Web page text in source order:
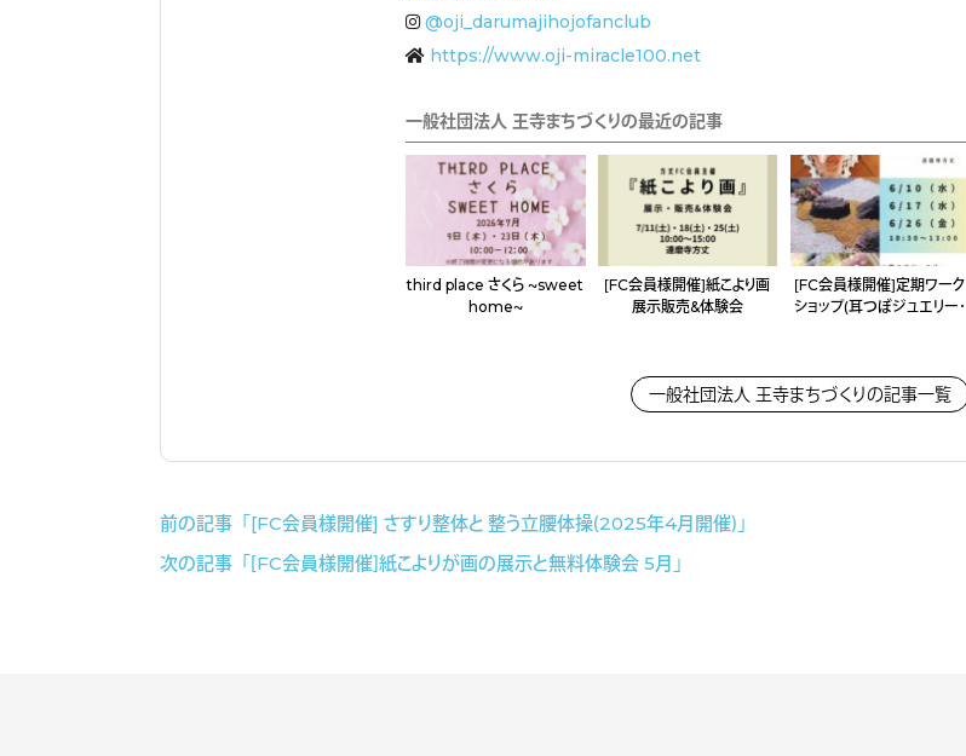
@oji_darumajihojofanclub
https://www.oji-miracle100.net
一般社団法人 王寺まちづくりの最近の記事
third place さくら 〜sweet
home〜
［FC会員様開催］紙こより画
展示販売&体験会
［FC会員様開催］定期ワーク
ショップ（耳つぼジュエリー・
一般社団法人 王寺まちづくりの記事一覧
前の記事「[FC会員様開催] さすり整体と 整う立腰体操（2025年4月開催）」
次の記事「［FC会員様開催］紙こよりが画の展示と無料体験会 5月」